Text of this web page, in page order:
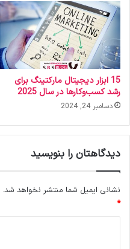
15 ابزار دیجیتال مارکتینگ برای
رشد کسب‌وکارها در سال 2025
دسامبر 24, 2024
دیدگاهتان را بنویسید
نشانی ایمیل شما منتشر نخواهد شد.
*